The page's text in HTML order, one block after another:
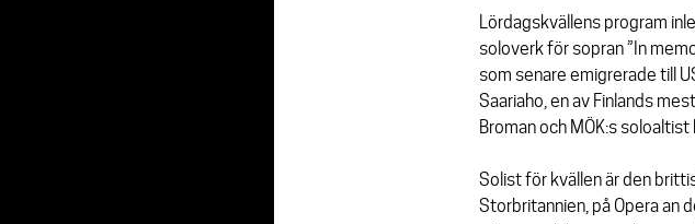
Lördagskvällens program
soloverk för sopran”In
som senare emigrerade till
Saariaho, en av Finlands
Broman och MÖK:s soloaltist
Solist för kvällen är den
Storbritannien, på Opera an